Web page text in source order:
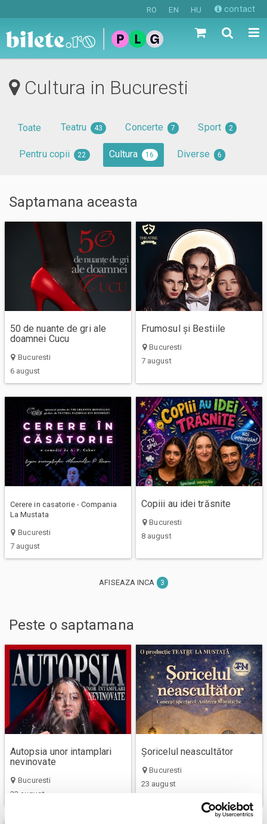
RO EN HU contact
Cultura in Bucuresti
Toate Teatru 43 Concerte 7 Sport 2
Pentru copii 22 Cultura 16 Diverse 6
Saptamana aceasta
50 de nuante de gri ale
doamnei Cucu
Bucuresti
6 august
Frumosul și Bestiile
Bucuresti
7 august
Cerere in casatorie - Compania
La Mustata
Bucuresti
7 august
Copiii au idei trăsnite
Bucuresti
8 august
AFISEAZA INCA 3
Peste o saptamana
Autopsia unor intamplari
nevinovate
Bucuresti
22 august
Șoricelul neascultător
Bucuresti
23 august